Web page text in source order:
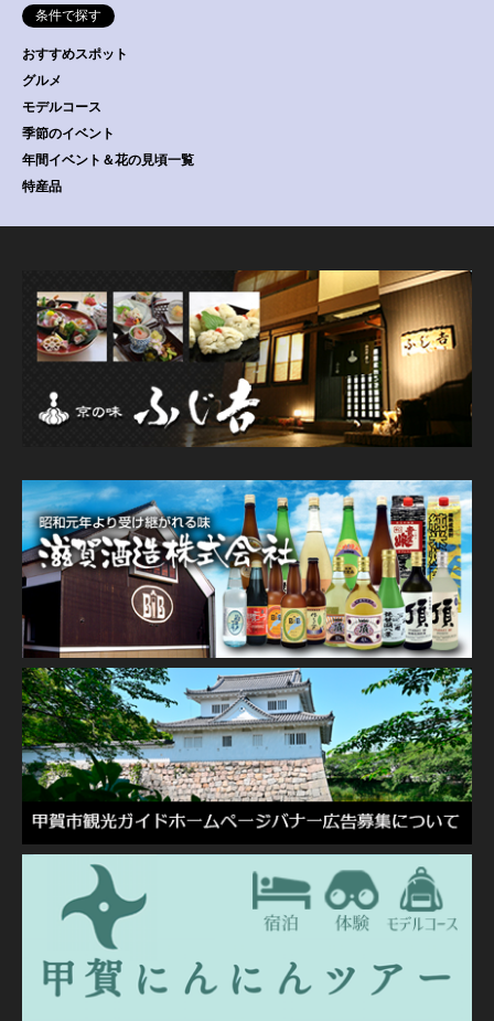
条件で探す
おすすめスポット
グルメ
モデルコース
季節のイベント
年間イベント＆花の見頃一覧
特産品